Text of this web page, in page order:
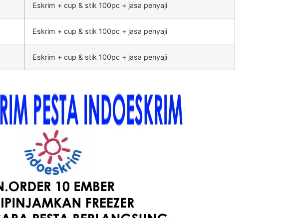
Eskrim + cup & stik 100pc + jasa penyaji
Eskrim + cup & stik 100pc + jasa penyaji
Eskrim + cup & stik 100pc + jasa penyaji